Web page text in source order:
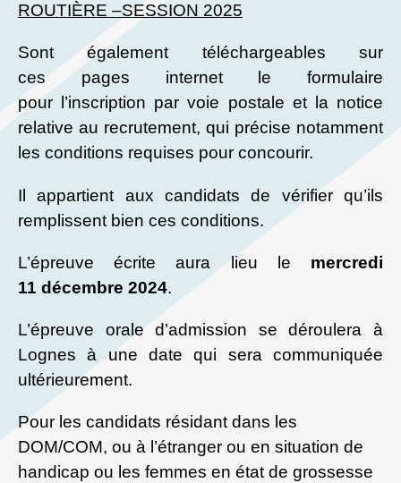
ROUTIÈRE –SESSION 2025
Sont également téléchargeables sur
ces pages internet le formulaire
pour l’inscription par voie postale et la notice
relative au recrutement, qui précise notamment
les conditions requises pour concourir.
Il appartient aux candidats de vérifier qu’ils
remplissent bien ces conditions.
L’épreuve écrite aura lieu le mercredi
11 décembre 2024.
L’épreuve orale d’admission se déroulera à
Lognes à une date qui sera communiquée
ultérieurement.
Pour les candidats résidant dans les
DOM/COM, ou à l’étranger ou en situation de
handicap ou les femmes en état de grossesse